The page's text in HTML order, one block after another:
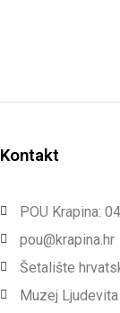
Kontakt
POU Krapina:
pou@krapina.hr
Šetalište
Muzej